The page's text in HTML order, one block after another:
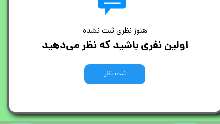
هنوز نظری ثبت نشده
اولین نفری باشید که نظر می‌دهید
ثبت نظر